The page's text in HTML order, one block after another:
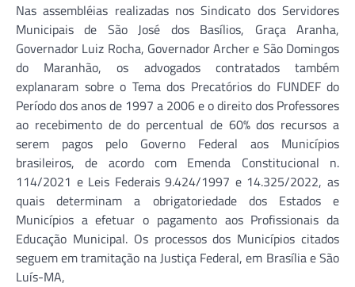
Nas assembléias realizadas nos Sindicato dos Servidores
Municipais de São José dos Basílios, Graça Aranha,
Governador Luiz Rocha, Governador Archer e São Domingos
do Maranhão, os advogados contratados também
explanaram sobre o Tema dos Precatórios do FUNDEF do
Período dos anos de 1997 a 2006 e o direito dos Professores
ao recebimento de do percentual de 60% dos recursos a
serem pagos pelo Governo Federal aos Municípios
brasileiros, de acordo com Emenda Constitucional n.
114/2021 e Leis Federais 9.424/1997 e 14.325/2022, as
quais determinam a obrigatoriedade dos Estados e
Municípios a efetuar o pagamento aos Profissionais da
Educação Municipal. Os processos dos Municípios citados
seguem em tramitação na Justiça Federal, em Brasília e São
Luís-MA,